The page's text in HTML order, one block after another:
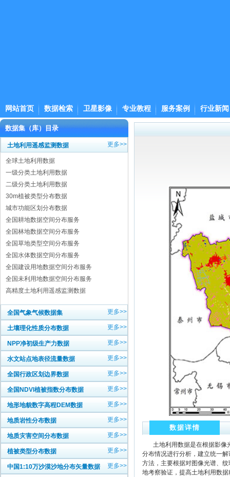
网站首页 数据检索 卫星影像 专业教程 服务案例 行业新闻
数据集（库）目录
土地利用遥感监测数据 更多>>
全球土地利用数据
一级分类土地利用数据
二级分类土地利用数据
30m植被类型分布数据
城市功能区划分布数据
全国耕地数据空间分布服务
全国林地数据空间分布服务
全国草地类型空间分布服务
全国水体数据空间分布服务
全国建设用地数据空间分布服务
全国未利用地数据空间分布服务
高精度土地利用遥感监测数据
全国气象气候数据集 更多>>
土壤理化性质分布数据 更多>>
NPP净初级生产力数据 更多>>
水文站点地表径流量数据 更多>>
全国行政区划边界数据 更多>>
全国NDVI植被指数分布数据 更多>>
地形地貌数字高程DEM数据 更多>>
地质岩性分布数据 更多>>
地质灾害空间分布数据 更多>>
植被类型分布数据 更多>>
中国1:10万沙漠沙地分布矢量数据 更多>>
数据详情
土地利用数据是在根据影像
分布情况进行分析，建立统一
方法，主要根据对图像光谱、
地考察验证，提高土地利用数据